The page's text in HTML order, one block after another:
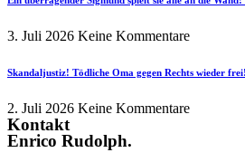
3. Juli 2026 Keine Kommentare
Skandaljustiz! Tödliche Oma gegen Rechts wieder
2. Juli 2026 Keine Kommentare
Kontakt
Enrico Rudolph.